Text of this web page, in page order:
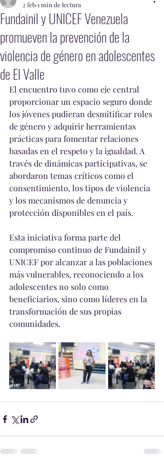
Fundainil y UNICEF Venezuela
promueven la prevención de la
violencia de género en adolescentes
de El Valle
2 feb1 min de lectura
El encuentro tuvo como eje central
proporcionar un espacio seguro donde
los jóvenes pudieran desmitificar roles
de género y adquirir herramientas
prácticas para fomentar relaciones
basadas en el respeto y la igualdad. A
través de dinámicas participativas, se
abordaron temas críticos como el
consentimiento, los tipos de violencia
y los mecanismos de denuncia y
protección disponibles en el país.
Esta iniciativa forma parte del
compromiso continuo de Fundainil y
UNICEF por alcanzar a las poblaciones
más vulnerables, reconociendo a los
adolescentes no solo como
beneficiarios, sino como líderes en la
transformación de sus propias
comunidades.